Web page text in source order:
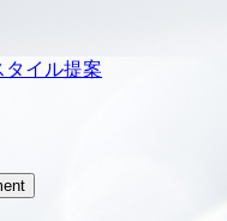
タイル提案